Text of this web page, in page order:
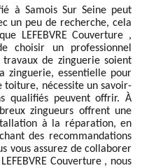
à Samois Sur Seine peut
un peu de recherche, cela
LEFEBVRE Couverture ,
choisir un professionnel
de zinguerie soient
zinguerie, essentielle pour
toiture, nécessite un savoir-
qualifiés peuvent offrir. À
zingueurs offrent une
à la réparation, en
des recommandations
vous assurez de collaborer
Couverture , nous